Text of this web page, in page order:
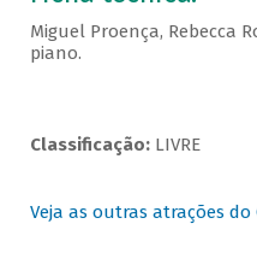
Miguel Proença, Rebecca
piano.
Classificação:LIVRE
Veja as outras atrações